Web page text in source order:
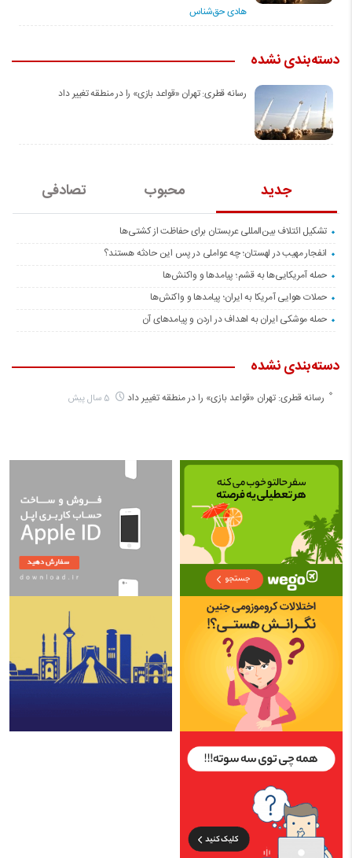
هادی حق‌شناس
دسته‌بندی نشده
رسانه قطری: تهران «قواعد بازی» را در منطقه تغییر داد
جدید محبوب تصادفی
تشکیل ائتلاف بین‌المللی عربستان برای حفاظت از کشتی‌ها
انفجار مهیب در لهستان؛ چه عواملی در پس این حادثه هستند؟
حمله آمریکایی‌ها به قشم؛ پیامدها و واکنش‌ها
حملات هوایی آمریکا به ایران؛ پیامدها و واکنش‌ها
حمله موشکی ایران به اهداف در اردن و پیامدهای آن
دسته‌بندی نشده
رسانه قطری: تهران «قواعد بازی» را در منطقه تغییر داد